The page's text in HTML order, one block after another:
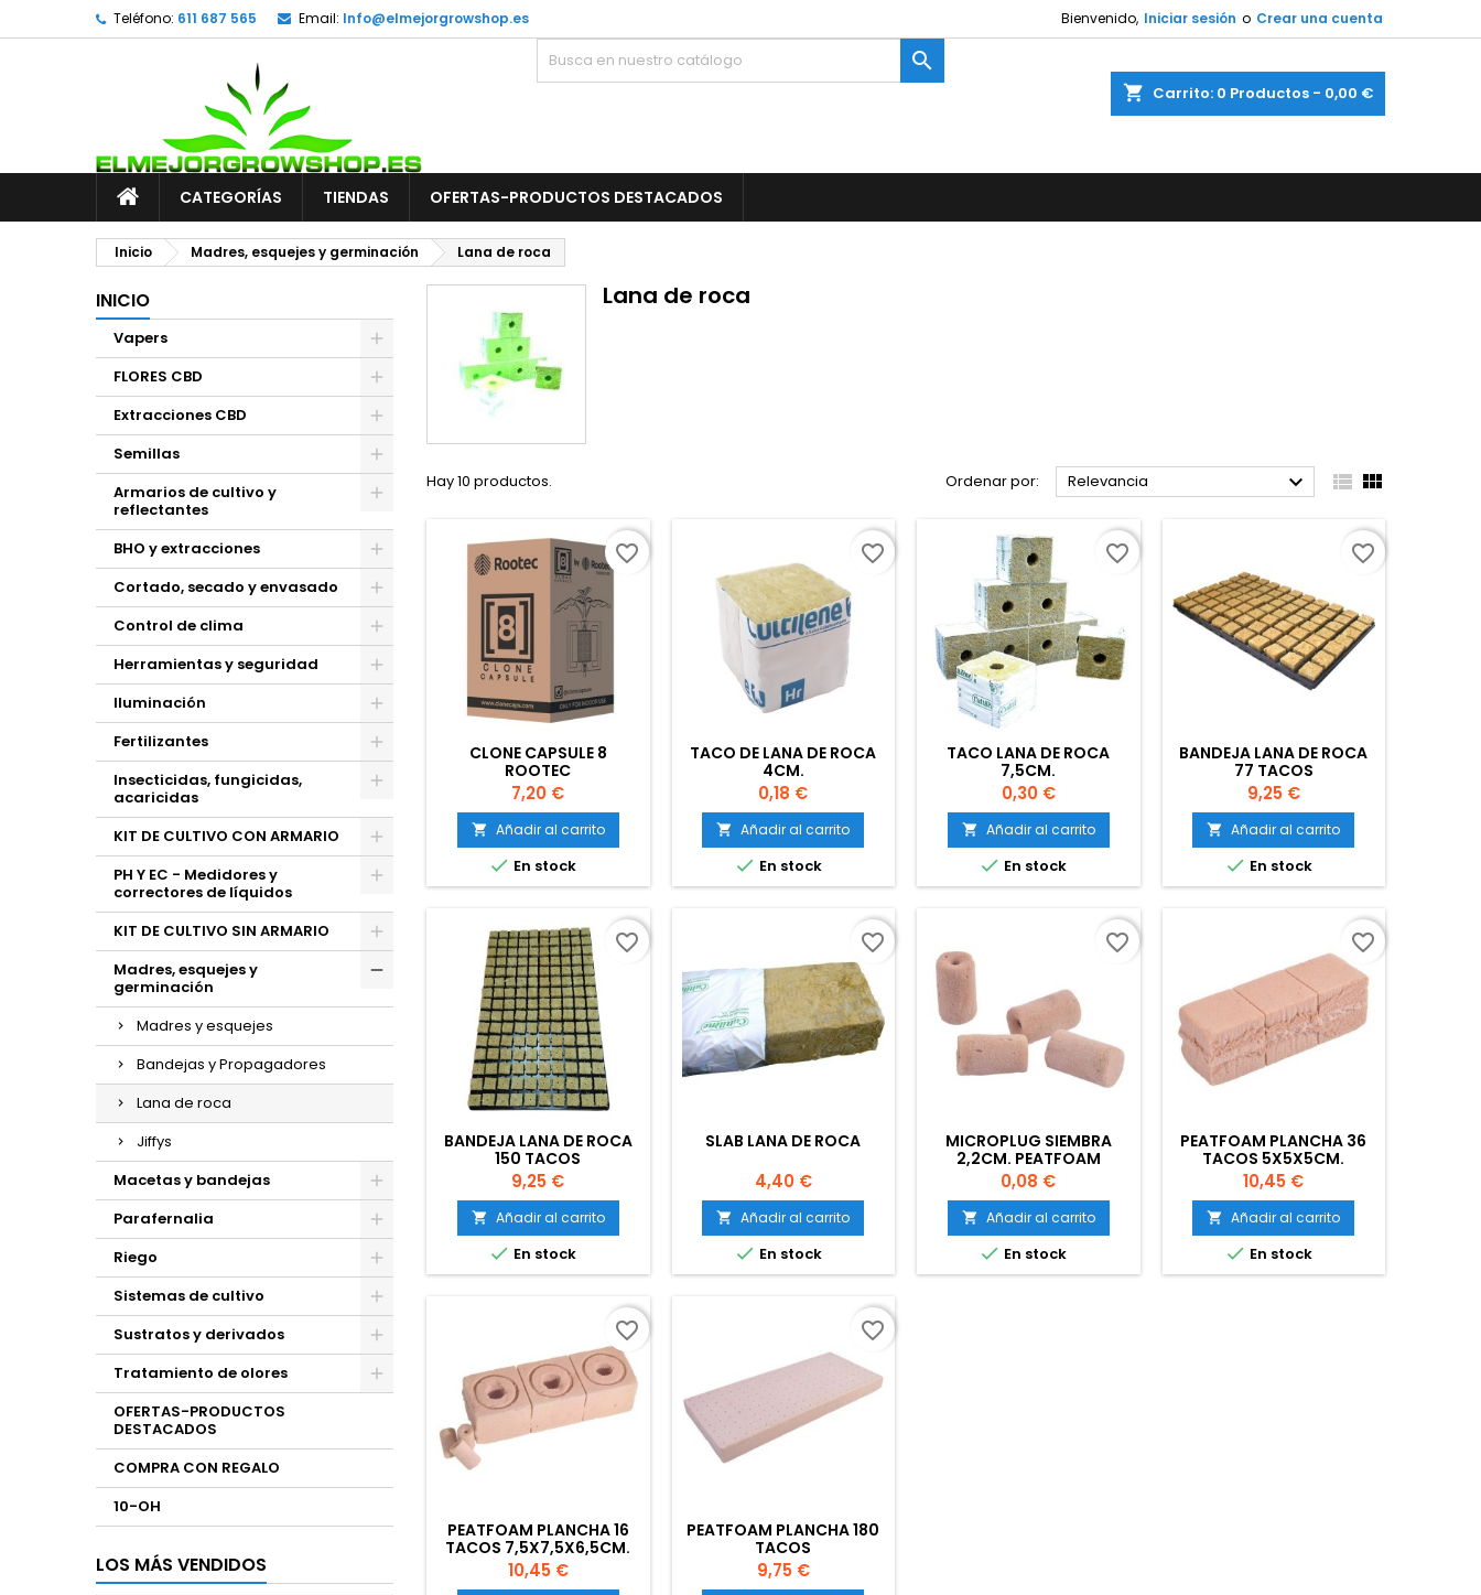
Teléfono: 611 687 565 Email: Info@elmejorgrowshop.es Bienvenido, Iniciar sesión o Crear una cuenta
shopping_cart Carrito: 0 Productos - 0,00 €

CATEGORÍAS TIENDAS OFERTAS-PRODUCTOS DESTACADOS
Inicio Madres, esquejes y germinación Lana de roca
INICIO
Vapers
FLORES CBD
Extracciones CBD
Semillas
Armarios de cultivo y
reflectantes
BHO y extracciones
Cortado, secado y envasado
Control de clima
Herramientas y seguridad
Iluminación
Fertilizantes
Insecticidas, fungicidas,
acaricidas
KIT DE CULTIVO CON ARMARIO
PH Y EC - Medidores y
correctores de líquidos
KIT DE CULTIVO SIN ARMARIO
Madres, esquejes y
germinación
Madres y esquejes
Bandejas y Propagadores
Lana de roca
Jiffys
Macetas y bandejas
Parafernalia
Riego
Sistemas de cultivo
Sustratos y derivados
Tratamiento de olores
OFERTAS-PRODUCTOS
DESTACADOS
COMPRA CON REGALO
10-OH
LOS MÁS VENDIDOS
Lana de roca
Hay 10 productos. Ordenar por: Relevancia   
CLONE CAPSULE 8
ROOTEC
Precio
7,20 €
 Añadir al carrito
 En stock
favorite_border
TACO DE LANA DE ROCA
4CM.
Precio
0,18 €
 Añadir al carrito
 En stock
favorite_border
TACO LANA DE ROCA
7,5CM.
Precio
0,30 €
 Añadir al carrito
 En stock
favorite_border
BANDEJA LANA DE ROCA
77 TACOS
Precio
9,25 €
 Añadir al carrito
 En stock
favorite_border
BANDEJA LANA DE ROCA
150 TACOS
Precio
9,25 €
 Añadir al carrito
 En stock
favorite_border
SLAB LANA DE ROCA
Precio
4,40 €
 Añadir al carrito
 En stock
favorite_border
MICROPLUG SIEMBRA
2,2CM. PEATFOAM
Precio
0,08 €
 Añadir al carrito
 En stock
favorite_border
PEATFOAM PLANCHA 36
TACOS 5X5X5CM.
Precio
10,45 €
 Añadir al carrito
 En stock
favorite_border
PEATFOAM PLANCHA 16
TACOS 7,5X7,5X6,5CM.
Precio
10,45 €
favorite_border
PEATFOAM PLANCHA 180
TACOS
Precio
9,75 €
favorite_border